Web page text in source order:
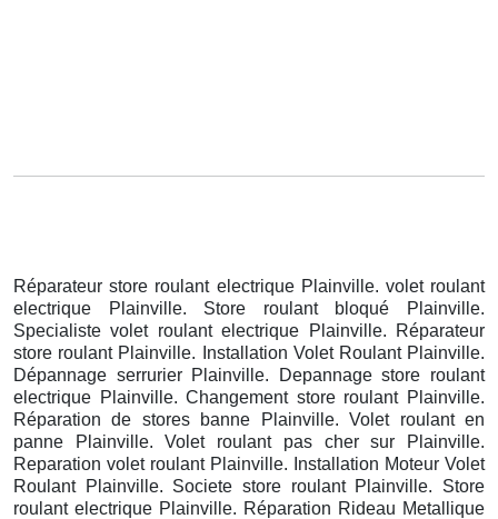
Réparateur store roulant electrique Plainville. volet roulant
electrique Plainville. Store roulant bloqué Plainville.
Specialiste volet roulant electrique Plainville. Réparateur
store roulant Plainville. Installation Volet Roulant Plainville.
Dépannage serrurier Plainville. Depannage store roulant
electrique Plainville. Changement store roulant Plainville.
Réparation de stores banne Plainville. Volet roulant en
panne Plainville. Volet roulant pas cher sur Plainville.
Reparation volet roulant Plainville. Installation Moteur Volet
Roulant Plainville. Societe store roulant Plainville. Store
roulant electrique Plainville. Réparation Rideau Metallique